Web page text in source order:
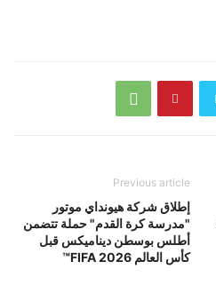
Previous article
إطلاق شركة هيونداي موتور
"مدرسة كرة القدم" حملة تتضمن
أطلس بوسطن ديناميكس قبل
كأس العالم FIFA 2026™